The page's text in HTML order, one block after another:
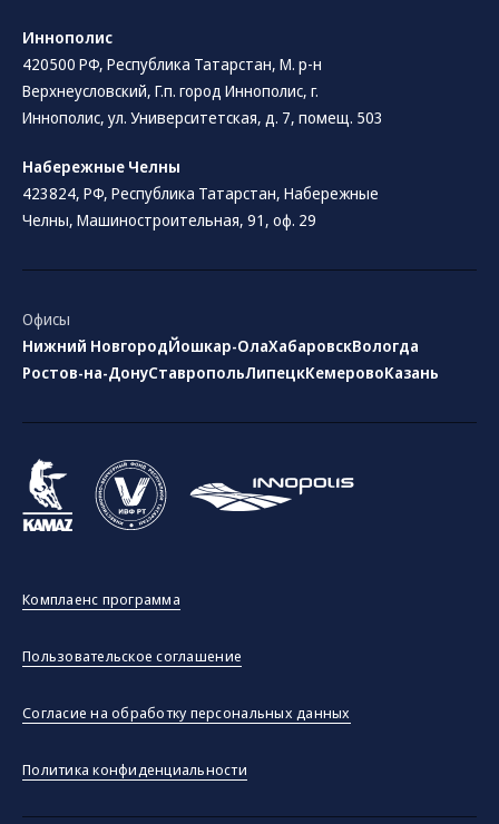
Иннополис
420500 РФ, Республика Татарстан, М. р-н
Верхнеусловский, Г.п. город Иннополис, г.
Иннополис, ул. Университетская, д. 7, помещ. 503
Набережные Челны
423824, РФ, Республика Татарстан​, Набережные
Челны, Машиностроительная, 91, оф. 29
Офисы
Нижний НовгородЙошкар-ОлаХабаровскВологда
Ростов-на-ДонуСтавропольЛипецкКемеровоКазань
Комплаенс программа
Пользовательское соглашение
Согласие на обработку персональных данных
Политика конфиденциальности